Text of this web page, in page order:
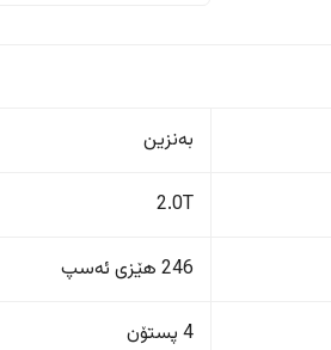
بەنزین
2.0T
246 هێزی ئەسپ
4 پستۆن